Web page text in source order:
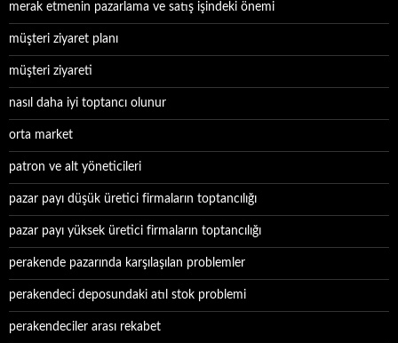
merak etmenin pazarlama ve satış işindeki önemi
müşteri ziyaret planı
müşteri ziyareti
nasıl daha iyi toptancı olunur
orta market
patron ve alt yöneticileri
pazar payı düşük üretici firmaların toptancılığı
pazar payı yüksek üretici firmaların toptancılığı
perakende pazarında karşılaşılan problemler
perakendeci deposundaki atıl stok problemi
perakendeciler arası rekabet